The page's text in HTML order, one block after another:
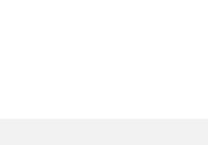
を貯める（自宅にいながら貯める）